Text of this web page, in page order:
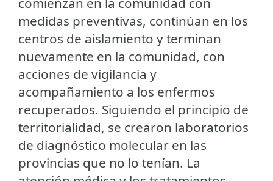
medidas preventivas, continúan en los
centros de aislamiento y terminan
nuevamente en la comunidad, con
acciones de vigilancia y
acompañamiento a los enfermos
recuperados. Siguiendo el principio de
territorialidad, se crearon laboratorios
de diagnóstico molecular en las
provincias que no lo tenían. La